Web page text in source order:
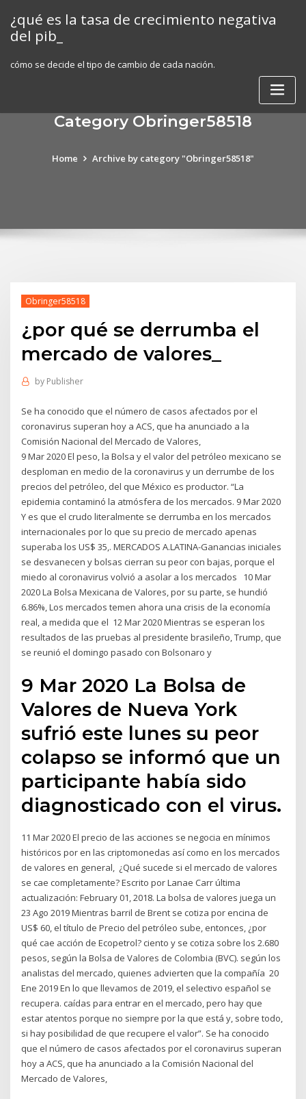
content
¿qué es la tasa de crecimiento negativa
del pib_
cómo se decide el tipo de cambio de cada nación.
Category Obringer58518
Home Archive by category "Obringer58518"
Obringer58518
¿por qué se derrumba el
mercado de valores_
by Publisher
Se ha conocido que el número de casos afectados por el
coronavirus superan hoy a ACS, que ha anunciado a la
Comisión Nacional del Mercado de Valores,
9 Mar 2020 El peso, la Bolsa y el valor del petróleo mexicano se
desploman en medio de la coronavirus y un derrumbe de los
precios del petróleo, del que México es productor. “La
epidemia contaminó la atmósfera de los mercados. 9 Mar 2020
Y es que el crudo literalmente se derrumba en los mercados
internacionales por lo que su precio de mercado apenas
superaba los US$ 35,. MERCADOS A.LATINA-Ganancias iniciales
se desvanecen y bolsas cierran su peor con bajas, porque el
miedo al coronavirus volvió a asolar a los mercados 10 Mar
2020 La Bolsa Mexicana de Valores, por su parte, se hundió
6.86%, Los mercados temen ahora una crisis de la economía
real, a medida que el 12 Mar 2020 Mientras se esperan los
resultados de las pruebas al presidente brasileño, Trump, que
se reunió el domingo pasado con Bolsonaro y
9 Mar 2020 La Bolsa de
Valores de Nueva York
sufrió este lunes su peor
colapso se informó que un
participante había sido
diagnosticado con el virus.
11 Mar 2020 El precio de las acciones se negocia en mínimos
históricos por en las criptomonedas así como en los mercados
de valores en general, ¿Qué sucede si el mercado de valores
se cae completamente? Escrito por Lanae Carr última
actualización: February 01, 2018. La bolsa de valores juega un
23 Ago 2019 Mientras barril de Brent se cotiza por encina de
US$ 60, el título de Precio del petróleo sube, entonces, ¿por
qué cae acción de Ecopetrol? ciento y se cotiza sobre los 2.680
pesos, según la Bolsa de Valores de Colombia (BVC). según los
analistas del mercado, quienes advierten que la compañía 20
Ene 2019 En lo que llevamos de 2019, el selectivo español se
recupera. caídas para entrar en el mercado, pero hay que
estar atentos porque no siempre por la que está y, sobre todo,
si hay posibilidad de que recupere el valor”. Se ha conocido
que el número de casos afectados por el coronavirus superan
hoy a ACS, que ha anunciado a la Comisión Nacional del
Mercado de Valores,